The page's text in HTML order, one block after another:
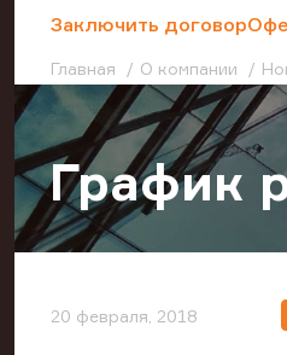
Заключить договор
Главная О компании
График
20 февраля, 2018